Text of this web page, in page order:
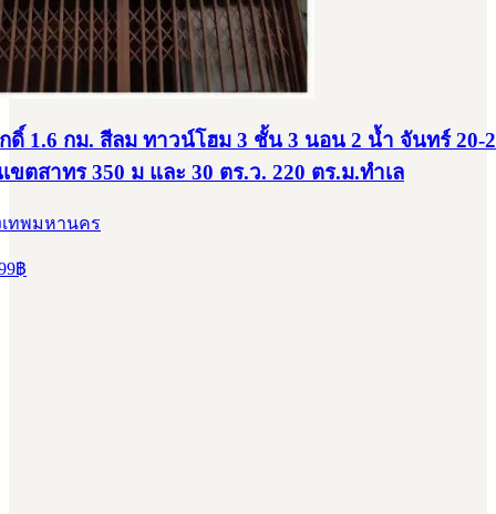
ดิ์ 1.6 กม. สีลม ทาวน์โฮม 3 ชั้น 3 นอน 2 น้ำ จันทร์ 20-
ขตสาทร 350 ม และ 30 ตร.ว. 220 ตร.ม.ทำเล
เทพมหานคร
฿